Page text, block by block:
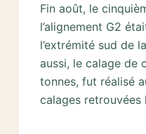
Fin août, le
l’alignement G2
l’extrémité sud de
aussi, le calage de
tonnes, fut réalisé
calages retrouvées